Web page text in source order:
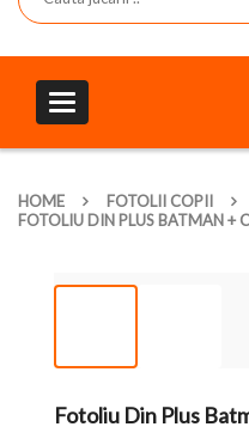
Toggle
navigation
HOME
FOTOLII COPII
FOTOLIU DIN PLUS BATMAN +
Fotoliu Din Plus